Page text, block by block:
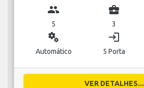
group
5
business_center
3
miscellaneous_services
Automático
login
5 Porta
VER DETALHES...